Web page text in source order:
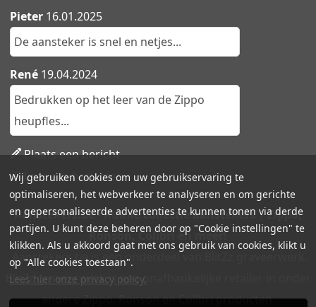
Pieter 16.01.2025
De aansteker is snel en netjes...
René 19.04.2024
Bedrukken op het leer van de Zippo
heupfles...
Plaats een bericht
Lees alle berichten
Aanstekers.be - Ruime collectie aanstekers | Zippo,
Ronson, Colibri en meer!
Aanstekers.be is een onderdeel van BlitZz graveerwerk.
BlitZz graveerwerk is een onafhankelijke retailer in onder
andere Zippo, Ronson en Colibri producten.
Wij gebruiken cookies om uw gebruikservaring te
optimaliseren, het webverkeer te analyseren en om gerichte
en gepersonaliseerde advertenties te kunnen tonen via derde
partijen. U kunt deze beheren door op "Cookie instellingen" te
klikken. Als u akkoord gaat met ons gebruik van cookies, klikt u
op "Alle cookies toestaan".
Lees hier onze privacy policy.